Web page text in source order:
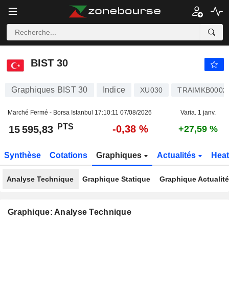
BIST 30
BIST 30
Graphiques BIST 30 Indice XU030
Marché Fermé - Borsa Istanbul 17:10:11 07/08/2026 Varia. 1 janv.
15 595,83 PTS -0,38 % +27,59 %
Synthèse Cotations Graphiques Actualités
Analyse Technique Graphique Statique Graphique
Graphique: Analyse Technique